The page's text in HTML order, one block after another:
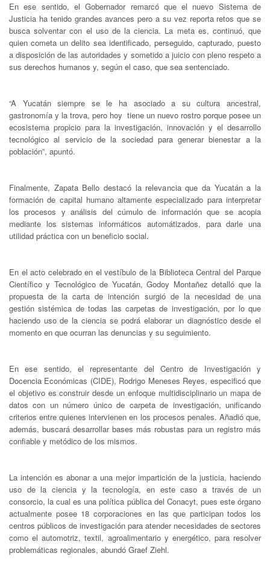
En ese sentido, el Gobernador remarcó que el nuevo Sistema de
Justicia ha tenido grandes avances pero a su vez reporta retos que se
busca solventar con el uso de la ciencia. La meta es, continuó, que
quien cometa un delito sea identificado, perseguido, capturado, puesto
a disposición de las autoridades y sometido a juicio con pleno respeto a
sus derechos humanos y, según el caso, que sea sentenciado.
“A Yucatán siempre se le ha asociado a su cultura ancestral,
gastronomía y la trova, pero hoy tiene un nuevo rostro porque posee un
ecosistema propicio para la investigación, innovación y el desarrollo
tecnológico al servicio de la sociedad para generar bienestar a la
población”, apuntó.
Finalmente, Zapata Bello destacó la relevancia que da Yucatán a la
formación de capital humano altamente especializado para interpretar
los procesos y análisis del cúmulo de información que se acopia
mediante los sistemas informáticos automátizados, para darle una
utilidad práctica con un beneficio social.
En el acto celebrado en el vestíbulo de la Biblioteca Central del Parque
Científico y Tecnológico de Yucatán, Godoy Montañez detalló que la
propuesta de la carta de intención surgió de la necesidad de una
gestión sistémica de todas las carpetas de investigación, por lo que
haciendo uso de la ciencia se podrá elaborar un diagnóstico desde el
momento en que ocurran las denuncias y su seguimiento.
En ese sentido, el representante del Centro de Investigación y
Docencia Económicas (CIDE), Rodrigo Meneses Reyes, especificó que
el objetivo es construir desde un enfoque multidisciplinario un mapa de
datos con un número único de carpeta de investigación, unificando
criterios entre quienes intervienen en los procesos penales. Añadió que,
además, buscará desarrollar bases más robustas para un registro más
confiable y metódico de los mismos.
La intención es abonar a una mejor impartición de la justicia, haciendo
uso de la ciencia y la tecnología, en este caso a través de un
consorcio, la cual es una política pública del Conacyt, pues este órgano
actualmente posee 18 corporaciones en las que participan todos los
centros públicos de investigación para atender necesidades de sectores
como el automotriz, textil, agroalimentario y energético, para resolver
problemáticas regionales, abundó Graef Ziehl.